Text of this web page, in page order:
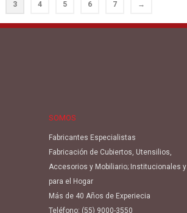
3 4 5 6 7 →
SOMOS
Fabricantes Especialistas
Fabricación de Cubiertos, Utensilios,
Accesorios y Mobiliario; Institucionales y
para el Hogar
Más de 40 Años de Experiecia
Teléfono: (55) 9000-3550